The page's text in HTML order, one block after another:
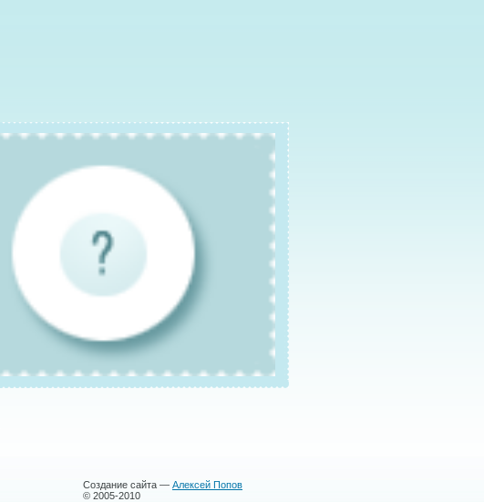
Создание сайта — Алексей Попов
© 2005-2010